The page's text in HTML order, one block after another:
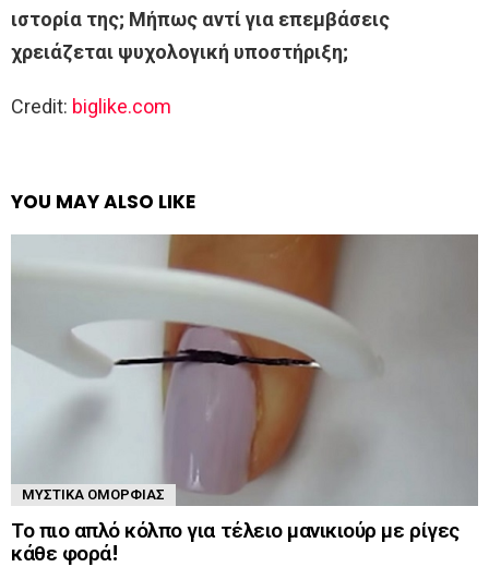
ιστορία της; Μήπως αντί για επεμβάσεις
χρειάζεται ψυχολογική υποστήριξη;
Credit: biglike.com
YOU MAY ALSO LIKE
ΜΥΣΤΙΚΆ ΟΜΟΡΦΙΆΣ
Το πιο απλό κόλπο για τέλειο μανικιούρ με ρίγες
κάθε φορά!